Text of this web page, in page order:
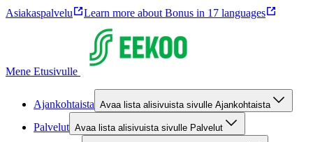
Asiakaspalvelu Learn more about Bonus in 17 languages
Mene Etusivulle
Ajankohtaista Avaa lista alisivuista sivulle Ajankohtaista
Palvelut Avaa lista alisivuista sivulle Palvelut